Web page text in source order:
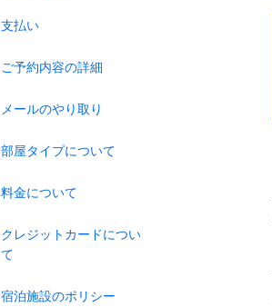
支払い
ご予約内容の詳細
メールのやり取り
部屋タイプについて
料金について
クレジットカードについ
て
宿泊施設のポリシー